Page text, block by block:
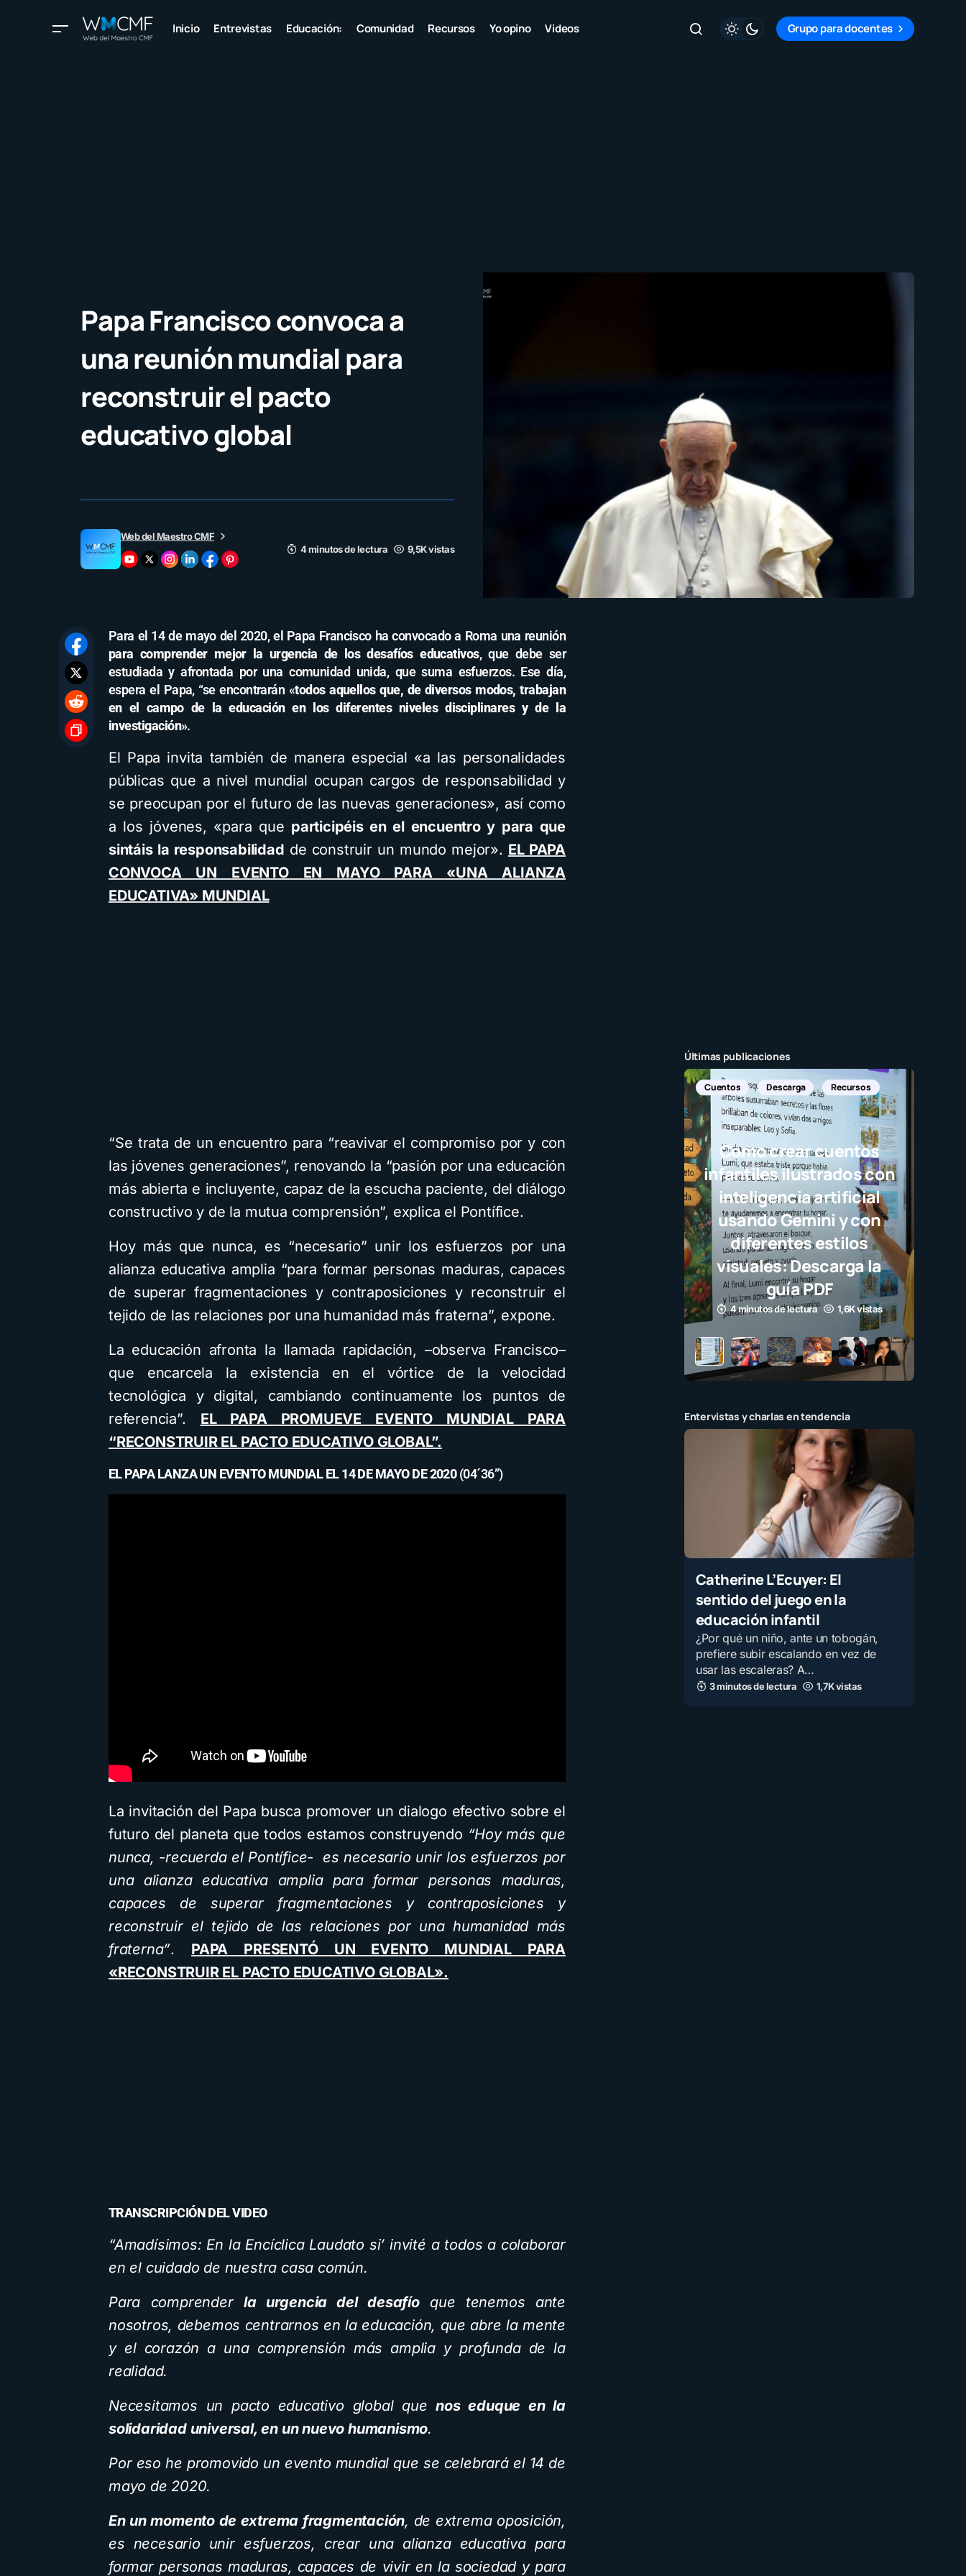
Inicio Entrevistas Educación: Comunidad Recursos Yo opino Videos Grupo para docentes
Papa Francisco convoca a
una reunión mundial para
reconstruir el pacto
educativo global
Web del Maestro CMF
4 minutos de lectura
9,5K vistas
Para el 14 de mayo del 2020, el Papa Francisco ha convocado a Roma una reunión
para comprender mejor la urgencia de los desafíos educativos, que debe ser
estudiada y afrontada por una comunidad unida, que suma esfuerzos. Ese día,
espera el Papa, “se encontrarán «todos aquellos que, de diversos modos, trabajan
en el campo de la educación en los diferentes niveles disciplinares y de la
investigación».
El Papa invita también de manera especial «a las personalidades
públicas que a nivel mundial ocupan cargos de responsabilidad y
se preocupan por el futuro de las nuevas generaciones», así como
a los jóvenes, «para que participéis en el encuentro y para que
sintáis la responsabilidad de construir un mundo mejor». EL PAPA
CONVOCA UN EVENTO EN MAYO PARA «UNA ALIANZA
EDUCATIVA» MUNDIAL
“Se trata de un encuentro para “reavivar el compromiso por y con
las jóvenes generaciones”, renovando la “pasión por una educación
más abierta e incluyente, capaz de la escucha paciente, del diálogo
constructivo y de la mutua comprensión”, explica el Pontífice.
Hoy más que nunca, es “necesario” unir los esfuerzos por una
alianza educativa amplia “para formar personas maduras, capaces
de superar fragmentaciones y contraposiciones y reconstruir el
tejido de las relaciones por una humanidad más fraterna”, expone.
La educación afronta la llamada rapidación, –observa Francisco–
que encarcela la existencia en el vórtice de la velocidad
tecnológica y digital, cambiando continuamente los puntos de
referencia”. EL PAPA PROMUEVE EVENTO MUNDIAL PARA
“RECONSTRUIR EL PACTO EDUCATIVO GLOBAL”.
EL PAPA LANZA UN EVENTO MUNDIAL EL 14 DE MAYO DE 2020(04´36”)
La invitación del Papa busca promover un dialogo efectivo sobre el
futuro del planeta que todos estamos construyendo “Hoy más que
nunca, -recuerda el Pontífice- es necesario unir los esfuerzos por
una alianza educativa amplia para formar personas maduras,
capaces de superar fragmentaciones y contraposiciones y
reconstruir el tejido de las relaciones por una humanidad más
fraterna”. PAPA PRESENTÓ UN EVENTO MUNDIAL PARA
«RECONSTRUIR EL PACTO EDUCATIVO GLOBAL».
TRANSCRIPCIÓN DEL VIDEO
“Amadísimos: En la Encíclica Laudato si’ invité a todos a colaborar
en el cuidado de nuestra casa común.
Para comprender la urgencia del desafíoque tenemos ante
nosotros, debemos centrarnos en la educación, que abre la mente
y el corazón a una comprensión más amplia y profunda de la
realidad.
Necesitamos un pacto educativo global quenos eduque en la
solidaridad universal, en un nuevo humanismo.
Por eso he promovido un evento mundial que se celebrará el 14 de
mayo de 2020.
En un momento de extrema fragmentación, de extrema oposición,
es necesario unir esfuerzos, crear una alianza educativa para
formar personas maduras, capaces de vivir en la sociedad y para
Últimas publicaciones
Cómo crear cuentos
infantiles ilustrados con
inteligencia artificial
usando Gemini y con
diferentes estilos
visuales: Descarga la
guía PDF
4 minutos de lectura
Entervistas y charlas en tendencia
Catherine L’Ecuyer: El
sentido del juego en la
educación infantil
¿Por qué un niño, ante un tobogán,
prefiere subir escalando en vez de
usar las escaleras? A…
3 minutos de lectura 1,7K vistas